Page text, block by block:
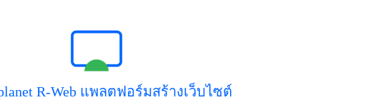
R-Web แพลตฟอร์มสร้างเว็บไซต์